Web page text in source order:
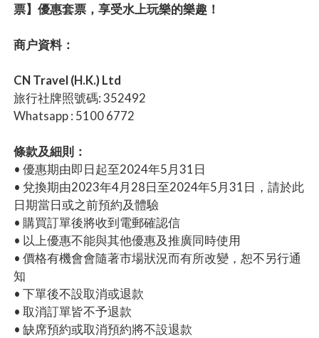
票】優惠套票，享受水上玩樂的樂趣！
商户資料：
CN Travel (H.K.) Ltd
旅行社牌照號碼: 352492
Whatsapp : 5100 6772
條款及細則：
• 優惠期由即日起至2024年5月31日
• 兌換期由2023年4月28日至2024年5月31日，請於此
日期當日或之前預約及體驗
• 購買訂單後將收到電郵確認信
• 以上優惠不能與其他優惠及推廣同時使用
• 價格有機會會隨著市場狀況而有所改變，恕不另行通
知
• 下單後不設取消或退款
• 取消訂單皆不予退款
• 缺席預約或取消預約將不設退款